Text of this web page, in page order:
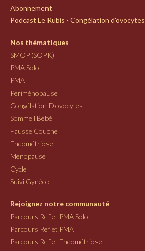
Abonnement
Podcast Le Rubis - Congélation d'ovocytes
Nos thématiques
SMOP (SOPK)
PMA Solo
PMA
Périménopause
Congélation D'ovocytes
Sommeil Bébé
Fausse Couche
Endométriose
Ménopause
Cycle
Suivi Gynéco
Rejoignez notre communauté
Parcours Reflet PMA Solo
Parcours Reflet PMA
Parcours Reflet Endométriose